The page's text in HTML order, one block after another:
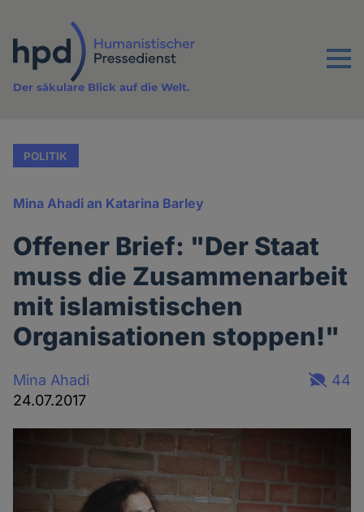
Inhalt
Menu
Der säkulare Blick auf die Welt.
POLITIK
Mina Ahadi an Katarina Barley
Offener Brief: "Der Staat
muss die Zusammenarbeit
mit islamistischen
Organisationen stoppen!"
Mina Ahadi
24.07.2017
44